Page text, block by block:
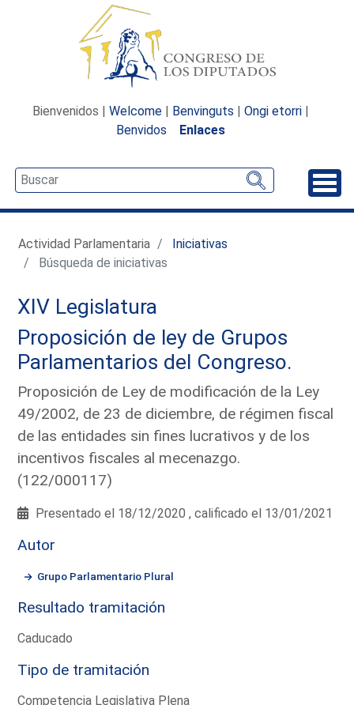
Bienvenidos | Welcome | Benvinguts | Ongi etorri |
Benvidos
Enlaces
Actividad Parlamentaria
Iniciativas
Búsqueda de iniciativas
XIV Legislatura
Proposición de ley de Grupos
Parlamentarios del Congreso.
Proposición de Ley de modificación de la Ley
49/2002, de 23 de diciembre, de régimen fiscal
de las entidades sin fines lucrativos y de los
incentivos fiscales al mecenazgo.
(122/000117)
Presentado el 18/12/2020 , calificado el 13/01/2021
Autor
Grupo Parlamentario Plural
Resultado tramitación
Caducado
Tipo de tramitación
Competencia Legislativa Plena